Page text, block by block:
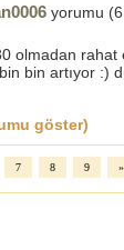
yorumu (
olmadan rahat
bin artıyor :)
göster)
7 8 9 »